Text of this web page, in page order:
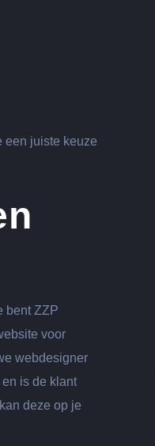
een juiste keuze
bent ZZP
voor
webdesigner
is de klant
deze op je